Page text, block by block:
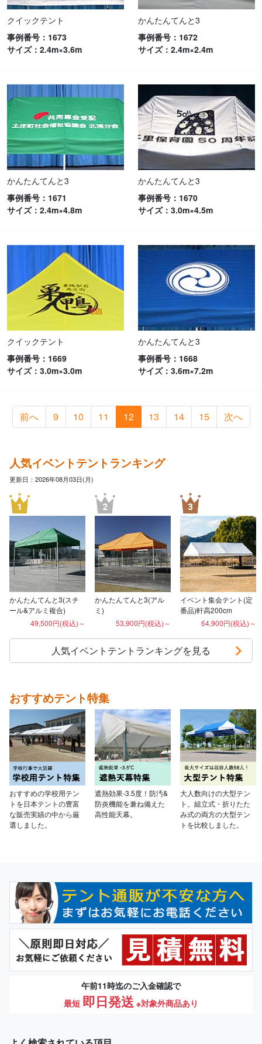
クイックテント
事例番号：1673
サイズ：2.4m×3.6m
かんたんてんと3
事例番号：1672
サイズ：2.4m×2.4m
かんたんてんと3
事例番号：1671
サイズ：2.4m×4.8m
かんたんてんと3
事例番号：1670
サイズ：3.0m×4.5m
クイックテント
事例番号：1669
サイズ：3.0m×3.0m
かんたんてんと3
事例番号：1668
サイズ：3.6m×7.2m
前へ 9 10 11 12 13 14 15 次へ
人気イベントテントランキング
更新日：2026年08月03日(月)
かんたんてんと3(スチ
ール&アルミ複合)
49,500円(税込)～
かんたんてんと3(アル
ミ)
53,900円(税込)～
イベント集会テント(定
番品)軒高200cm
64,900円(税込)～
人気イベントテントランキングを見る
おすすめテント特集
おすすめの学校用テン
トを日本テントの豊富
な販売実績の中から厳
選しました。
遮熱効果-3.5度！防汚&
防炎機能を兼ね備えた
高性能天幕。
大人数向けの大型テン
ト。組立式・折りたた
み式の両方の大型テン
トを比較しました。
午前11時迄のご入金確認で
最短 即日発送 ※対象外商品あり